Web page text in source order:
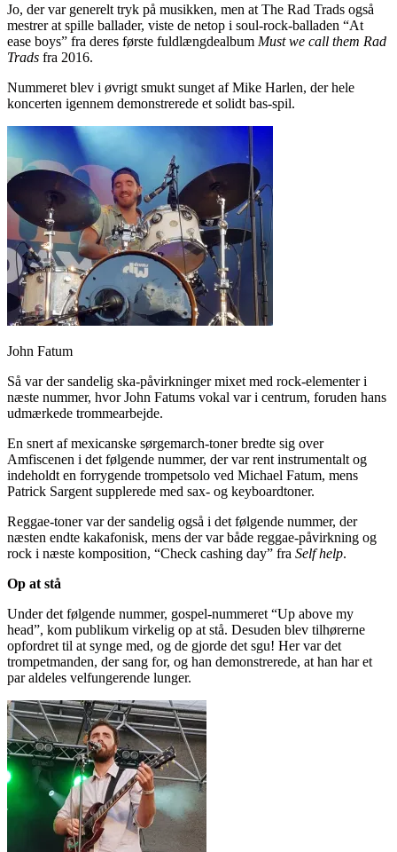
Jo, der var generelt tryk på musikken, men at The Rad Trads også
mestrer at spille ballader, viste de netop i soul-rock-balladen “At
ease boys” fra deres første fuldlængdealbum Must we call them Rad
Trads fra 2016.
Nummeret blev i øvrigt smukt sunget af Mike Harlen, der hele
koncerten igennem demonstrerede et solidt bas-spil.
John Fatum
Så var der sandelig ska-påvirkninger mixet med rock-elementer i
næste nummer, hvor John Fatums vokal var i centrum, foruden hans
udmærkede trommearbejde.
En snert af mexicanske sørgemarch-toner bredte sig over
Amfiscenen i det følgende nummer, der var rent instrumentalt og
indeholdt en forrygende trompetsolo ved Michael Fatum, mens
Patrick Sargent supplerede med sax- og keyboardtoner.
Reggae-toner var der sandelig også i det følgende nummer, der
næsten endte kakafonisk, mens der var både reggae-påvirkning og
rock i næste komposition, “Check cashing day” fra Self help.
Op at stå
Under det følgende nummer, gospel-nummeret “Up above my
head”, kom publikum virkelig op at stå. Desuden blev tilhørerne
opfordret til at synge med, og de gjorde det sgu! Her var det
trompetmanden, der sang for, og han demonstrerede, at han har et
par aldeles velfungerende lunger.